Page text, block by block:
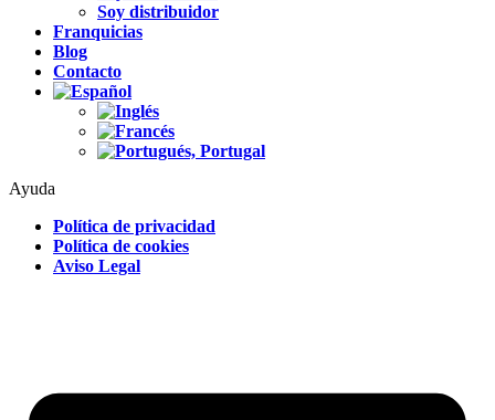
Soy distribuidor
Franquicias
Blog
Contacto
Ayuda
Política de privacidad
Política de cookies
Aviso Legal